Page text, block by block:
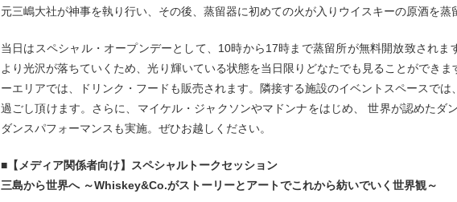
元三嶋大社が神事を執り行い、その後、蒸留器に初めての火が入りウイスキーの原酒を蒸
当日はスペシャル・オープンデーとして、10時から17時まで蒸留所が無料開放致されま
より光沢が落ちていくため、光り輝いている状態を当日限りどなたでも見ることができ
ーエリアでは、ドリンク・フードも販売されます。隣接する施設のイベントスペースで
過ごし頂けます。さらに、マイケル・ジャクソンやマドンナをはじめ、 世界が認めたダ
ダンスパフォーマンスも実施。ぜひお越しください。
■【メディア関係者向け】スペシャルトークセッション
三島から世界へ ～Whiskey&Co.がストーリーとアートでこれから紡いでいく世界観～